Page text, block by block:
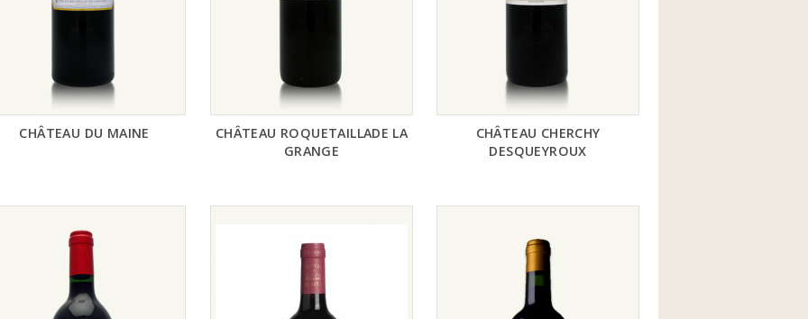
CHÂTEAU DU MAINE
CHÂTEAU ROQUETAILLADE LA
GRANGE
CHÂTEAU CHERCHY
DESQUEYROUX